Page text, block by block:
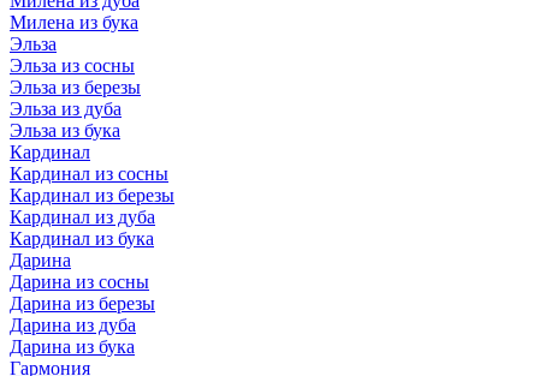
Милена из бука
Эльза
Эльза из сосны
Эльза из березы
Эльза из дуба
Эльза из бука
Кардинал
Кардинал из сосны
Кардинал из березы
Кардинал из дуба
Кардинал из бука
Дарина
Дарина из сосны
Дарина из березы
Дарина из дуба
Дарина из бука
Гармония